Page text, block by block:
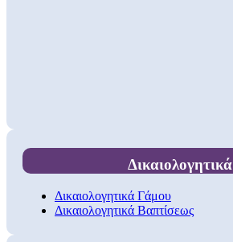
Δικαιολογητικά
Δικαιολογητικά Γάμου
Δικαιολογητικά Βαπτίσεως